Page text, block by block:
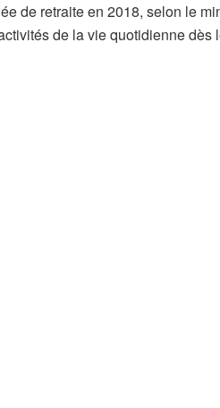
de retraite en 2018, selon le
de la vie quotidienne dès